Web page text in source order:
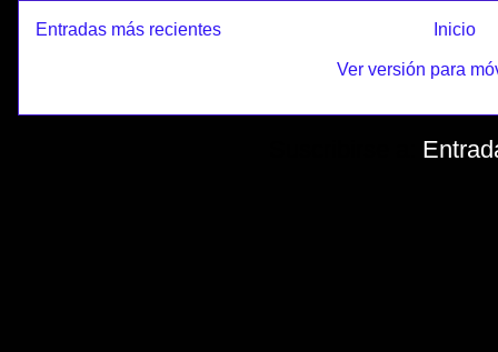
Entradas más recientes Inicio
Ver versión para